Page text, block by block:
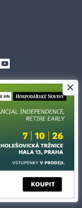
údajů
podmínky
×